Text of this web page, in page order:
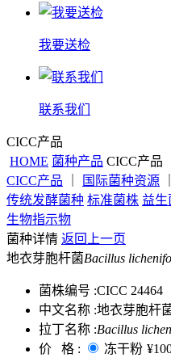
我要送检
联系我们
CICC产品
HOME 菌种产品 CICC产品
CICC产品
国际菌种资源
传统发酵菌种 标准菌株 益生
生物指示物
菌种详情 返回上一页
地衣芽胞杆菌Bacillus
菌株编号 :CICC 24464
中文名称 :地衣芽胞杆
拉丁名称 :Bacillus
价 格 :
冻干粉